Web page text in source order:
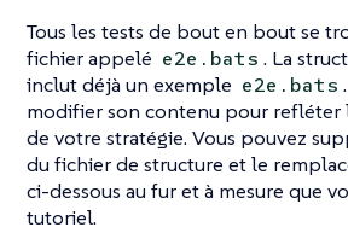
Tous les tests de bout en bout se
fichier appelé e2e.bats . La
inclut déjà un exemple e2e.bats
modifier son contenu pour
de votre stratégie. Vous pouvez
du fichier de structure et le
ci-dessous au fur et à mesure que
tutoriel.